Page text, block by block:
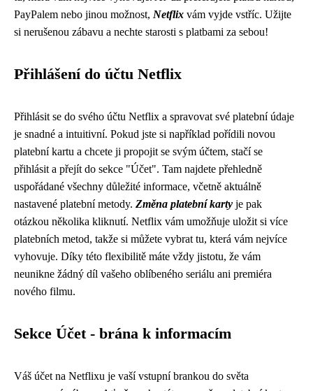
PayPalem nebo jinou možnost, Netflix vám vyjde vstříc. Užijte
si nerušenou zábavu a nechte starosti s platbami za sebou!
Přihlášení do účtu Netflix
Přihlásit se do svého účtu Netflix a spravovat své platební údaje
je snadné a intuitivní. Pokud jste si například pořídili novou
platební kartu a chcete ji propojit se svým účtem, stačí se
přihlásit a přejít do sekce "Účet". Tam najdete přehledně
uspořádané všechny důležité informace, včetně aktuálně
nastavené platební metody. Změna platební karty je pak
otázkou několika kliknutí. Netflix vám umožňuje uložit si více
platebních metod, takže si můžete vybrat tu, která vám nejvíce
vyhovuje. Díky této flexibilitě máte vždy jistotu, že vám
neunikne žádný díl vašeho oblíbeného seriálu ani premiéra
nového filmu.
Sekce Účet - brána k informacím
Váš účet na Netflixu je vaší vstupní brankou do světa